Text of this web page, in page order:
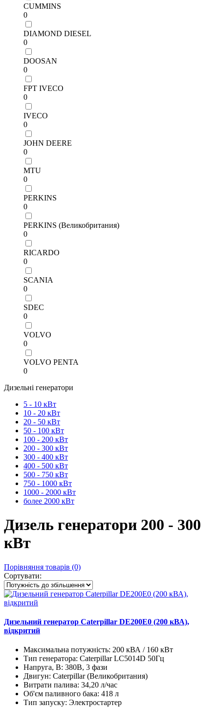
CUMMINS
0
DIAMOND DIESEL
0
DOOSAN
0
FPT IVECO
0
IVECO
0
JOHN DEERE
0
MTU
0
PERKINS
0
PERKINS (Великобритания)
0
RICARDO
0
SCANIA
0
SDEC
0
VOLVO
0
VOLVO PENTA
0
Дизельні генератори
5 - 10 кВт
10 - 20 кВт
20 - 50 кВт
50 - 100 кВт
100 - 200 кВт
200 - 300 кВт
300 - 400 кВт
400 - 500 кВт
500 - 750 кВт
750 - 1000 кВт
1000 - 2000 кВт
более 2000 кВт
Дизель генератори 200 - 300
кВт
Порівняння товарів (0)
Сортувати:
Дизельний генератор Caterpillar DE200E0 (200 кВА),
відкритий
Максимальна потужність: 200 кВА / 160 кВт
Тип генератора: Caterpillar LC5014D 50Гц
Напруга, В: 380В, 3 фази
Двигун: Caterpillar (Великобритания)
Витрати палива: 34,20 л/час
Об'єм паливного бака: 418 л
Тип запуску: Электростартер